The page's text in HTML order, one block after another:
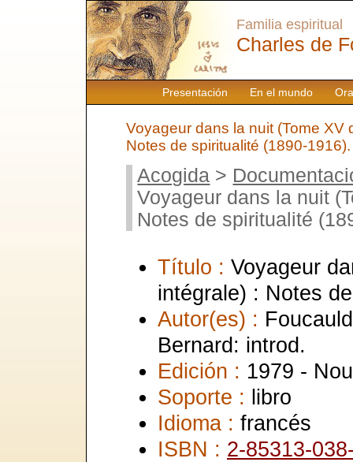
Presentación En el mundo
Familia espiritual
Charles de
Voyageur dans la nuit (Tome XV
Notes de spiritualité (1890-1916).
Acogida >
Voyageur dans la nuit
Notes de spiritualité
Título : Voyageur
intégrale) : Notes
Autor(es) :
Bernard: introd.
Edición : 1979 -
Soporte : libro
Idioma : francés
ISBN : 2-85313-